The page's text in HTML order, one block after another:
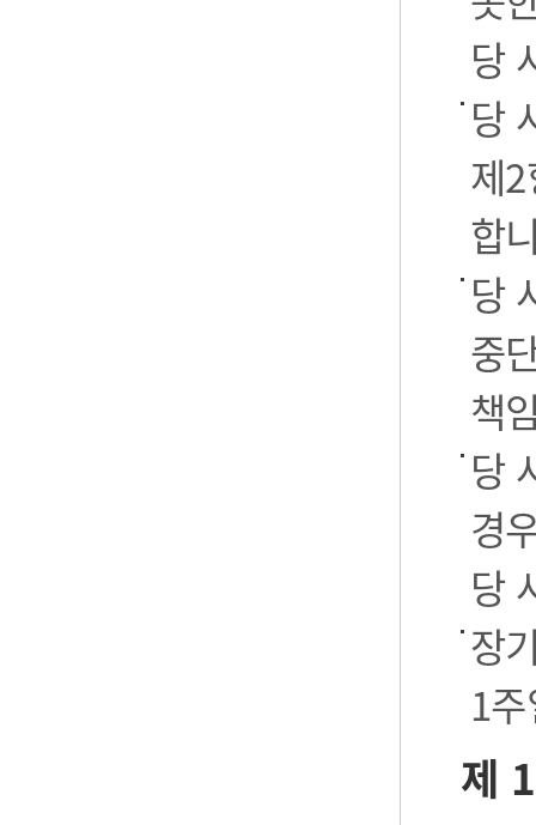
당
당
제
합
당
중
책
당
경
당
장
1
제